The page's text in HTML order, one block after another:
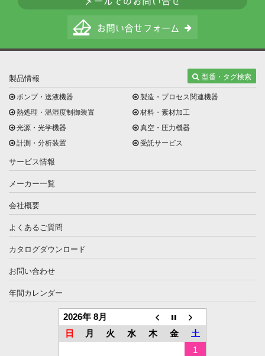
製品情報
型番・タグ検索
ポンプ・送液機器
熱処理・温湿度制御装置
光源・光学機器
計測・分析装置
製造・プロセス関連機器
材料・素材加工
真空・圧力機器
受託サービス
サービス情報
メーカー一覧
会社概要
よくあるご質問
カタログダウンロード
お問い合わせ
年間カレンダー
2026年 8月
日
月 火 水 木 金
土
1